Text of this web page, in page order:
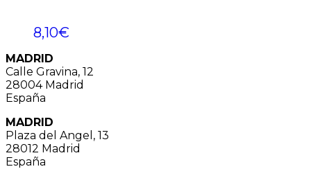
8,10€
MADRID
Calle Gravina, 12
28004 Madrid
España
MADRID
Plaza del Angel, 13
28012 Madrid
España